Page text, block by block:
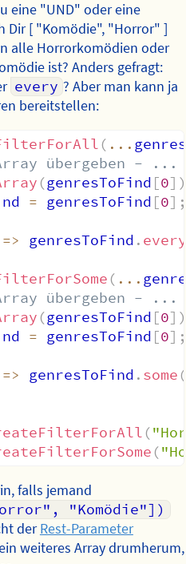
eine "UND" oder eine
Dir [ "Komödie", "Horror" ]
alle Horrorkomödien oder
ist? Anders gefragt:
every ? Aber man kann ja
bereitstellen:
( ...
übergeben - ...
(genresToFind [0] )
= genresToFind [0] ;
=> genresToFind . every
( ...
übergeben - ...
(genresToFind [0] )
= genresToFind [0] ;
=> genresToFind . some (
(
(
falls jemand
"Komödie"])
derRest-Parameter
weiteres Array drumherum,